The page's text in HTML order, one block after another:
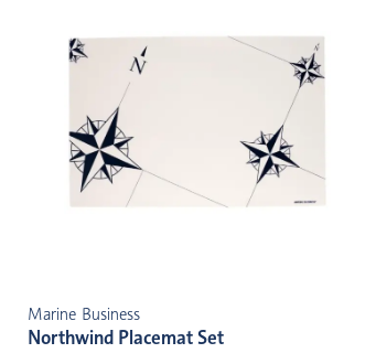
Marine Business
Northwind Placemat Set